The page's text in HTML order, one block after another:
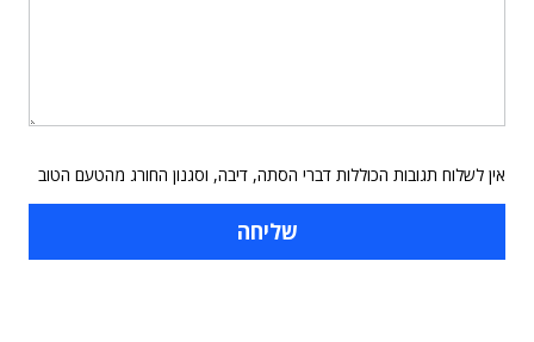
אין לשלוח תגובות הכוללות דברי הסתה, דיבה, וסגנון החורג מהטעם הטוב